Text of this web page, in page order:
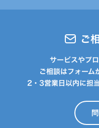
ご
サービスやプ
ご相談はフォーム
2・3営業日以内に担